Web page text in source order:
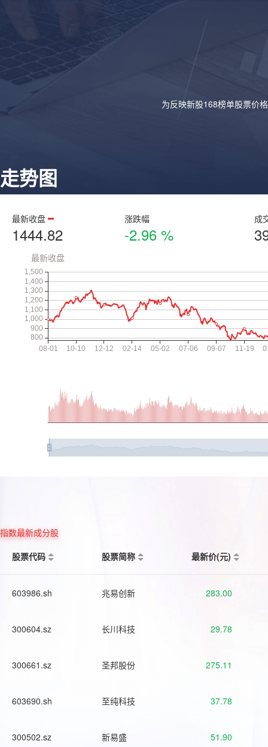
为反映新股168榜单股票价
走势图
最新收盘
1444.82
涨跌幅
-2.96 %
成
指数最新成分股
股票代码
股票简称 最新价(元)
603986.sh 兆易创新 283.00
300604.sz 长川科技 29.78
300661.sz 圣邦股份 275.11
603690.sh 至纯科技 37.78
300502.sz 新易盛 51.90